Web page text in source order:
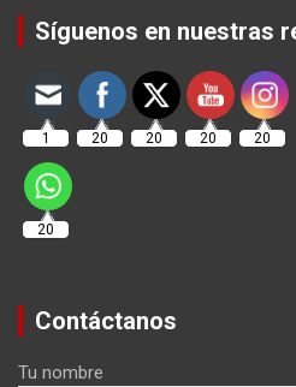
Síguenos en nuestras
1 20 20 20 20
20
Contáctanos
Tu nombre